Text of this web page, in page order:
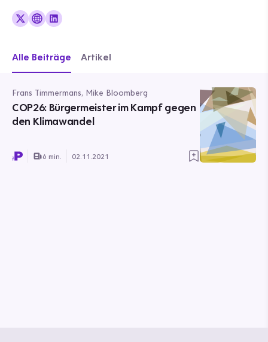
Alle Beiträge Artikel
Frans Timmermans, Mike Bloomberg
COP26: Bürgermeister im Kampf gegen
den Klimawandel
6 min. 02.11.2021